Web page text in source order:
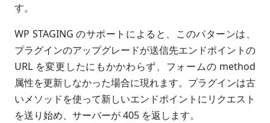
す。
WP STAGING のサポートによると、このパターンは、
プラグインのアップグレードが送信先エンドポイントの
URL を変更したにもかかわらず、フォームの method
属性を更新しなかった場合に現れます。プラグインは古
いメソッドを使って新しいエンドポイントにリクエスト
を送り始め、サーバーが 405 を返します。